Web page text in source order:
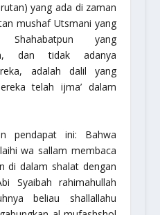
yang ada di zaman
mushaf Utsmani yang
yang
dan tidak adanya
adalah dalil yang
telah ijma’ dalam
pendapat ini: Bahwa
wa sallam membaca
di dalam shalat dengan
Syaibahrahimahullah
beliau shallallahu